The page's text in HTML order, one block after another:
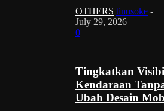
OTHERS tinusoke -
July 29, 2026
0
Tingkatkan
Kendaraan
Ubah Desain